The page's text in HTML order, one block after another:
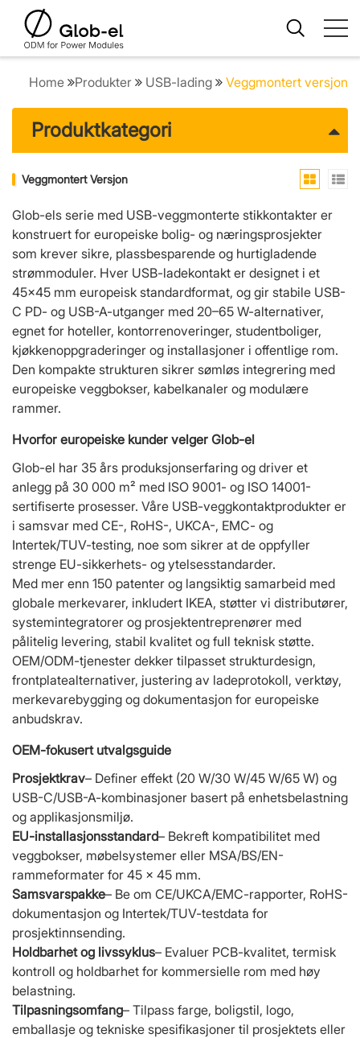
Home Produkter USB-lading Veggmontert versjon
Produktkategori
Veggmontert Versjon
Glob-els serie med USB-veggmonterte stikkontakter er
konstruert for europeiske bolig- og næringsprosjekter
som krever sikre, plassbesparende og hurtigladende
strømmoduler. Hver USB-ladekontakt er designet i et
45×45 mm europeisk standardformat, og gir stabile USB-
C PD- og USB-A-utganger med 20–65 W-alternativer,
egnet for hoteller, kontorrenoveringer, studentboliger,
kjøkkenoppgraderinger og installasjoner i offentlige rom.
Den kompakte strukturen sikrer sømløs integrering med
europeiske veggbokser, kabelkanaler og modulære
rammer.
Hvorfor europeiske kunder velger Glob-el
Glob-el har 35 års produksjonserfaring og driver et
anlegg på 30 000 m² med ISO 9001- og ISO 14001-
sertifiserte prosesser. Våre USB-veggkontaktprodukter er
i samsvar med CE-, RoHS-, UKCA-, EMC- og
Intertek/TUV-testing, noe som sikrer at de oppfyller
strenge EU-sikkerhets- og ytelsesstandarder.
Med mer enn 150 patenter og langsiktig samarbeid med
globale merkevarer, inkludert IKEA, støtter vi distributører,
systemintegratorer og prosjektentreprenører med
pålitelig levering, stabil kvalitet og full teknisk støtte.
OEM/ODM-tjenester dekker tilpasset strukturdesign,
frontplatealternativer, justering av ladeprotokoll, verktøy,
merkevarebygging og dokumentasjon for europeiske
anbudskrav.
OEM-fokusert utvalgsguide
Prosjektkrav– Definer effekt (20 W/30 W/45 W/65 W) og
USB-C/USB-A-kombinasjoner basert på enhetsbelastning
og applikasjonsmiljø.
EU-installasjonsstandard– Bekreft kompatibilitet med
veggbokser, møbelsystemer eller MSA/BS/EN-
rammeformater for 45 × 45 mm.
Samsvarspakke– Be om CE/UKCA/EMC-rapporter, RoHS-
dokumentasjon og Intertek/TUV-testdata for
prosjektinnsending.
Holdbarhet og livssyklus– Evaluer PCB-kvalitet, termisk
kontroll og holdbarhet for kommersielle rom med høy
belastning.
Tilpasningsomfang– Tilpass farge, boligstil, logo,
emballasje og tekniske spesifikasjoner til prosjektets eller